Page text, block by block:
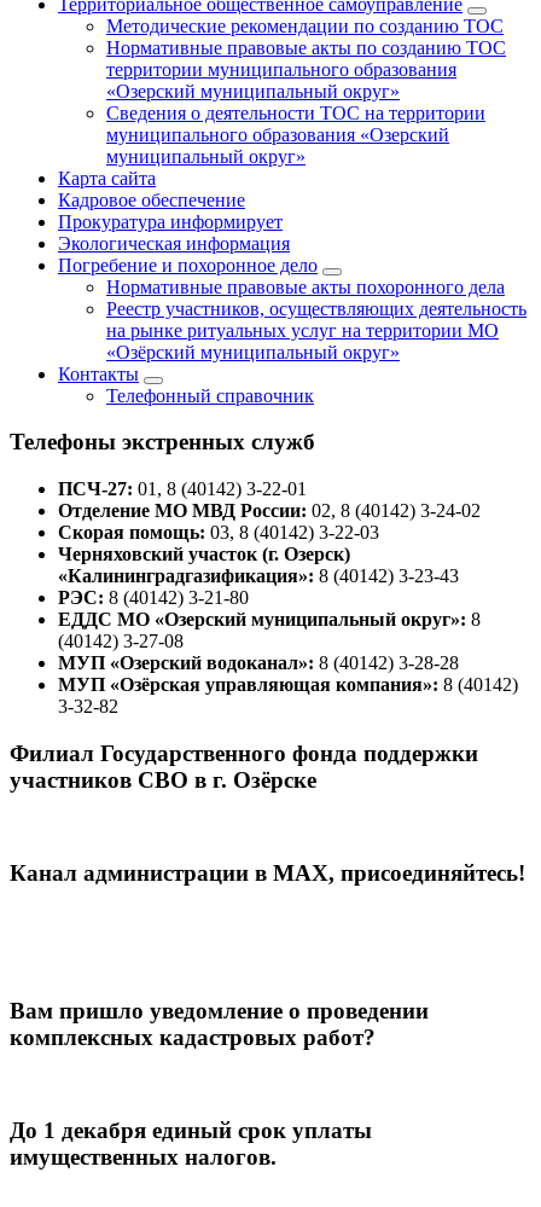
Методические рекомендации по созданию ТОС
Нормативные правовые акты по созданию ТОС
территории муниципального образования
«Озерский муниципальный округ»
Сведения о деятельности ТОС на территории
муниципального образования «Озерский
муниципальный округ»
Карта сайта
Кадровое обеспечение
Прокуратура информирует
Экологическая информация
Погребение и похоронное дело
Нормативные правовые акты похоронного дела
Реестр участников, осуществляющих деятельность
на рынке ритуальных услуг на территории МО
«Озёрский муниципальный округ»
Контакты
Телефонный справочник
Телефоны экстренных служб
ПСЧ-27: 01, 8 (40142) 3-22-01
Отделение МО МВД России: 02, 8 (40142) 3-24-02
Скорая помощь: 03, 8 (40142) 3-22-03
Черняховский участок (г. Озерск)
«Калининградгазификация»: 8 (40142) 3-23-43
РЭС: 8 (40142) 3-21-80
ЕДДС МО «Озерский муниципальный округ»: 8
(40142) 3-27-08
МУП «Озерский водоканал»: 8 (40142) 3-28-28
МУП «Озёрская управляющая компания»: 8 (40142)
3-32-82
Филиал Государственного фонда поддержки
участников СВО в г. Озёрске
Канал администрации в МАХ, присоединяйтесь!
Вам пришло уведомление о проведении
комплексных кадастровых работ?
До 1 декабря единый срок уплаты
имущественных налогов.